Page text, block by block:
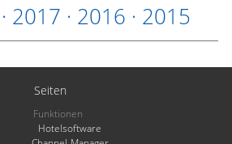
· 2017 · 2016 · 2015
Seiten
Funktionen
Hotelsoftware